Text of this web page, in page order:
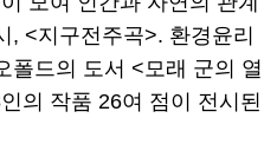
, <지구전주곡>. 환경윤리
폴드의 도서 <모래 군의 열
의 작품 26여 점이 전시된